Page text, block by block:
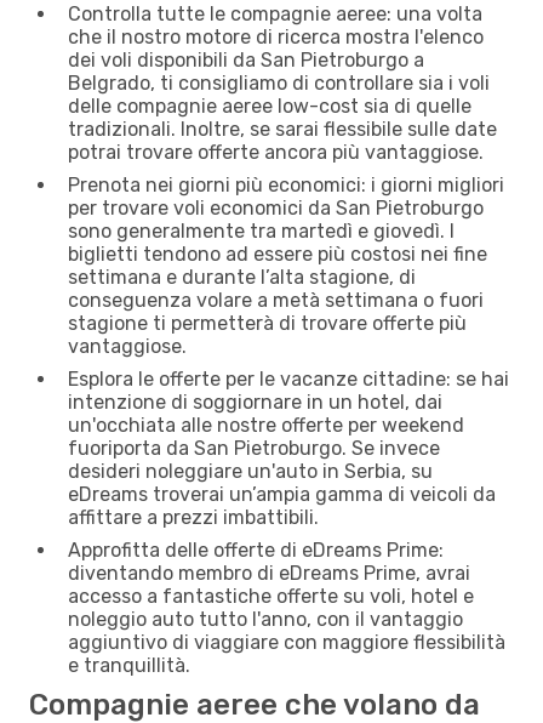
Controlla tutte le compagnie aeree: una volta
che il nostro motore di ricerca mostra l'elenco
dei voli disponibili da San Pietroburgo a
Belgrado, ti consigliamo di controllare sia i voli
delle compagnie aeree low-cost sia di quelle
tradizionali. Inoltre, se sarai flessibile sulle date
potrai trovare offerte ancora più vantaggiose.
Prenota nei giorni più economici: i giorni migliori
per trovare voli economici da San Pietroburgo
sono generalmente tra martedì e giovedì. I
biglietti tendono ad essere più costosi nei fine
settimana e durante l’alta stagione, di
conseguenza volare a metà settimana o fuori
stagione ti permetterà di trovare offerte più
vantaggiose.
Esplora le offerte per le vacanze cittadine: se hai
intenzione di soggiornare in un hotel, dai
un'occhiata alle nostre offerte per weekend
fuoriporta da San Pietroburgo. Se invece
desideri noleggiare un'auto in Serbia, su
eDreams troverai un’ampia gamma di veicoli da
affittare a prezzi imbattibili.
Approfitta delle offerte di eDreams Prime:
diventando membro di eDreams Prime, avrai
accesso a fantastiche offerte su voli, hotel e
noleggio auto tutto l'anno, con il vantaggio
aggiuntivo di viaggiare con maggiore flessibilità
e tranquillità.
Compagnie aeree che volano da